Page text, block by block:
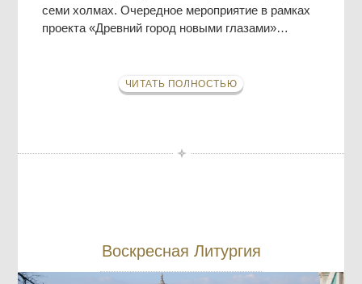
семи холмах. Очередное мероприятие в рамках
проекта «Древний город новыми глазами»…
ЧИТАТЬ ПОЛНОСТЬЮ
Воскресная Литургия